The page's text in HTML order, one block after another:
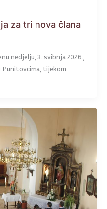
za tri nova člana
nedjelju, 3. svibnja 2026.,
Punitovcima, tijekom